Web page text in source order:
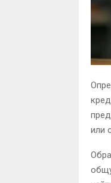
или